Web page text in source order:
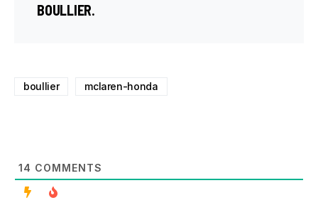
BOULLIER.
boullier mclaren-honda
14 COMMENTS